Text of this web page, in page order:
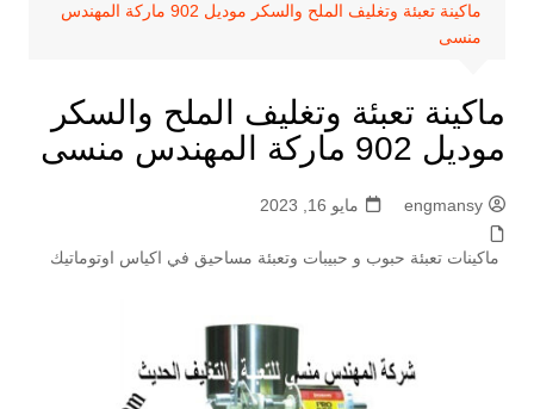
ماكينة تعبئة وتغليف الملح والسكر موديل 902 ماركة المهندس
منسى
ماكينة تعبئة وتغليف الملح والسكر
موديل 902 ماركة المهندس منسى
engmansy مايو 16, 2023
ماكينات تعبئة حبوب و حبيبات وتعبئة مساحيق في اكياس اوتوماتيك